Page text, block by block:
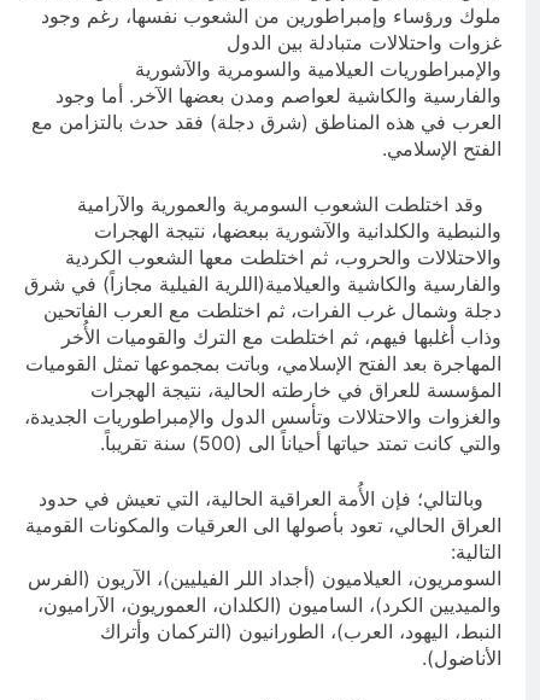
ملوك ورؤساء وإمبراطورين من الشعوب نفسها، رغم وجود
غزوات واحتلالات متبادلة بين الدول
والإمبراطوريات العيلامية والسومرية والآشورية
والفارسية والكاشية لعواصم ومدن بعضها الآخر. أما وجود
العرب في هذه المناطق (شرق دجلة) فقد حدث بالتزامن مع
الفتح الإسلامي.
وقد اختلطت الشعوب السومرية والعمورية والآرامية
والنبطية والكلدانية والآشورية ببعضها، نتيجة الهجرات
والاحتلالات والحروب، ثم اختلطت معها الشعوب الكردية
والفارسية والكاشية والعيلامية(اللرية الفيلية مجازاً) في شرق
دجلة وشمال غرب الفرات، ثم اختلطت مع العرب الفاتحين
وذاب أغلبها فيهم، ثم اختلطت مع الترك والقوميات الأُخر
المهاجرة بعد الفتح الإسلامي، وباتت بمجموعها تمثل القوميات
المؤسسة للعراق في خارطته الحالية، نتيجة الهجرات
والغزوات والاحتلالات وتأسس الدول والإمبراطوريات الجديدة،
والتي كانت تمتد حياتها أحياناً الى (500) سنة تقريباً.
وبالتالي؛ فإن الأُمة العراقية الحالية، التي تعيش في حدود
العراق الحالي، تعود بأصولها الى العرقيات والمكونات القومية
التالية:
السومريون، العيلاميون (أجداد اللر الفيليين)، الآريون (الفرس
والميديين الكرد)، الساميون (الكلدان، العموريون، الآراميون،
النبط، اليهود، العرب)، الطورانيون (التركمان وأتراك
الأناضول).